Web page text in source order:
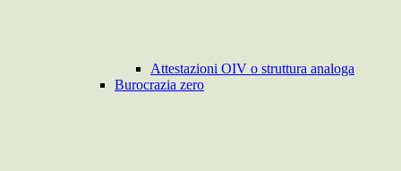
Attestazioni OIV o struttura analoga
Burocrazia zero